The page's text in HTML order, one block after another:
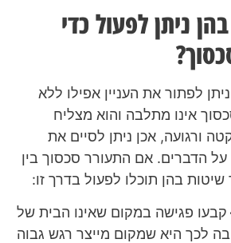
ניתן לפעול כדי
לפתור את העניין אפילו ללא
אינו מתלבה והוא מצליח
ורגועה, אכן ניתן לסיים את
הדברים. אם התעורר סכסוך בין
בהן תוכלו לפעול בדרך זו:
קבעו פגישה במקום שאינו הבית של
לכך היא שמקום מייצר רגש גבוה